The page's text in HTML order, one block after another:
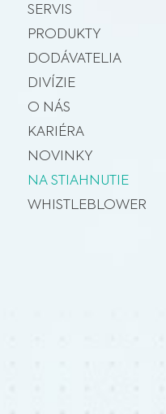
webovej
zdravotníckych
Materiál na tejto
liečbu. Pred
SERVIS
PRODUKTY
DODÁVATELIA
DIVÍZIE
O NÁS
KARIÉRA
NOVINKY
NA STIAHNUTIE
WHISTLEBLOWER